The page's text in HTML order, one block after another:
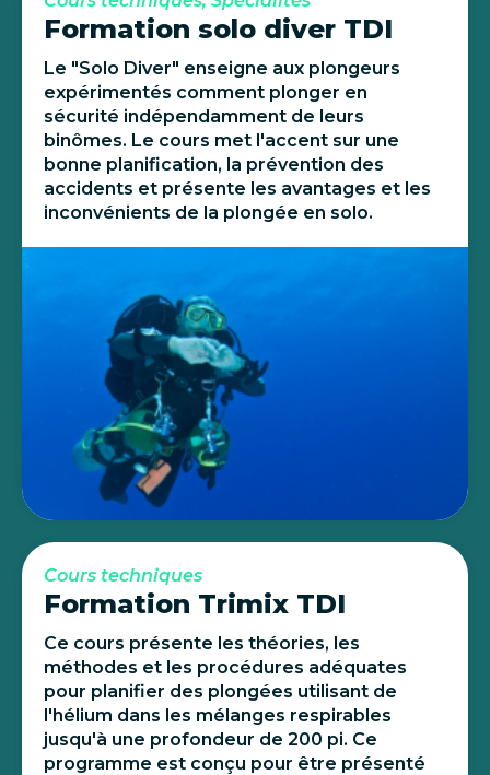
Formation solo diver TDI
Le "Solo Diver" enseigne aux plongeurs
expérimentés comment plonger en
sécurité indépendamment de leurs
binômes. Le cours met l'accent sur une
bonne planification, la prévention des
accidents et présente les avantages et les
inconvénients de la plongée en solo.
Cours techniques
Formation Trimix TDI
Ce cours présente les théories, les
méthodes et les procédures adéquates
pour planifier des plongées utilisant de
l'hélium dans les mélanges respirables
jusqu'à une profondeur de 200 pi. Ce
programme est conçu pour être présenté